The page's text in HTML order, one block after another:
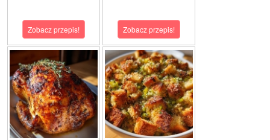
Zobacz przepis! Zobacz przepis!